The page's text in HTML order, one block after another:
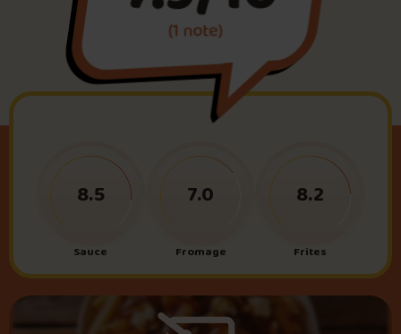
Foire aux questions
Me connecter
(1 note)
Sauce
8.5
Fromage
7.0
Frites
8.2